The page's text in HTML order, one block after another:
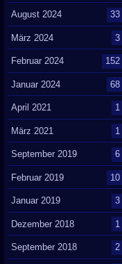
August 2024 33
März 2024 3
Februar 2024 152
Januar 2024 68
April 2021 1
März 2021 1
September 2019 6
Februar 2019 10
Januar 2019 3
Dezember 2018 1
September 2018 2